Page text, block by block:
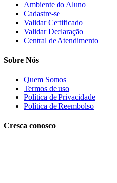
Ambiente do Aluno
Cadastre-se
Validar Certificado
Validar Declaração
Central de Atendimento
Sobre Nós
Quem Somos
Termos de uso
Política de Privacidade
Política de Reembolso
Cresça conosco